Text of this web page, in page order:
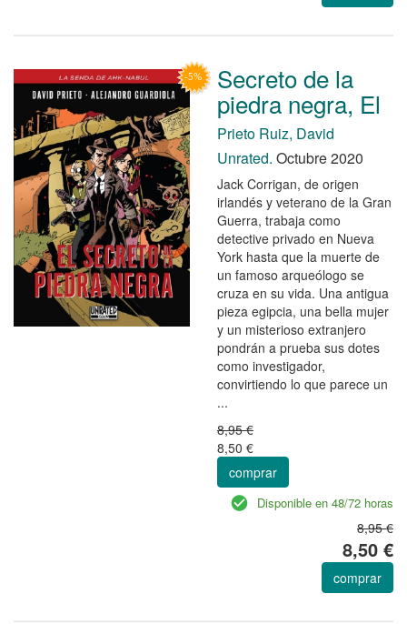
Secreto de la
piedra negra, El
Prieto Ruiz, David
Unrated. Octubre 2020
Jack Corrigan, de origen
irlandés y veterano de la Gran
Guerra, trabaja como
detective privado en Nueva
York hasta que la muerte de
un famoso arqueólogo se
cruza en su vida. Una antigua
pieza egipcia, una bella mujer
y un misterioso extranjero
pondrán a prueba sus dotes
como investigador,
convirtiendo lo que parece un
...
8,95 €
8,50 €
comprar
Disponible en 48/72 horas
8,95 €
8,50 €
comprar